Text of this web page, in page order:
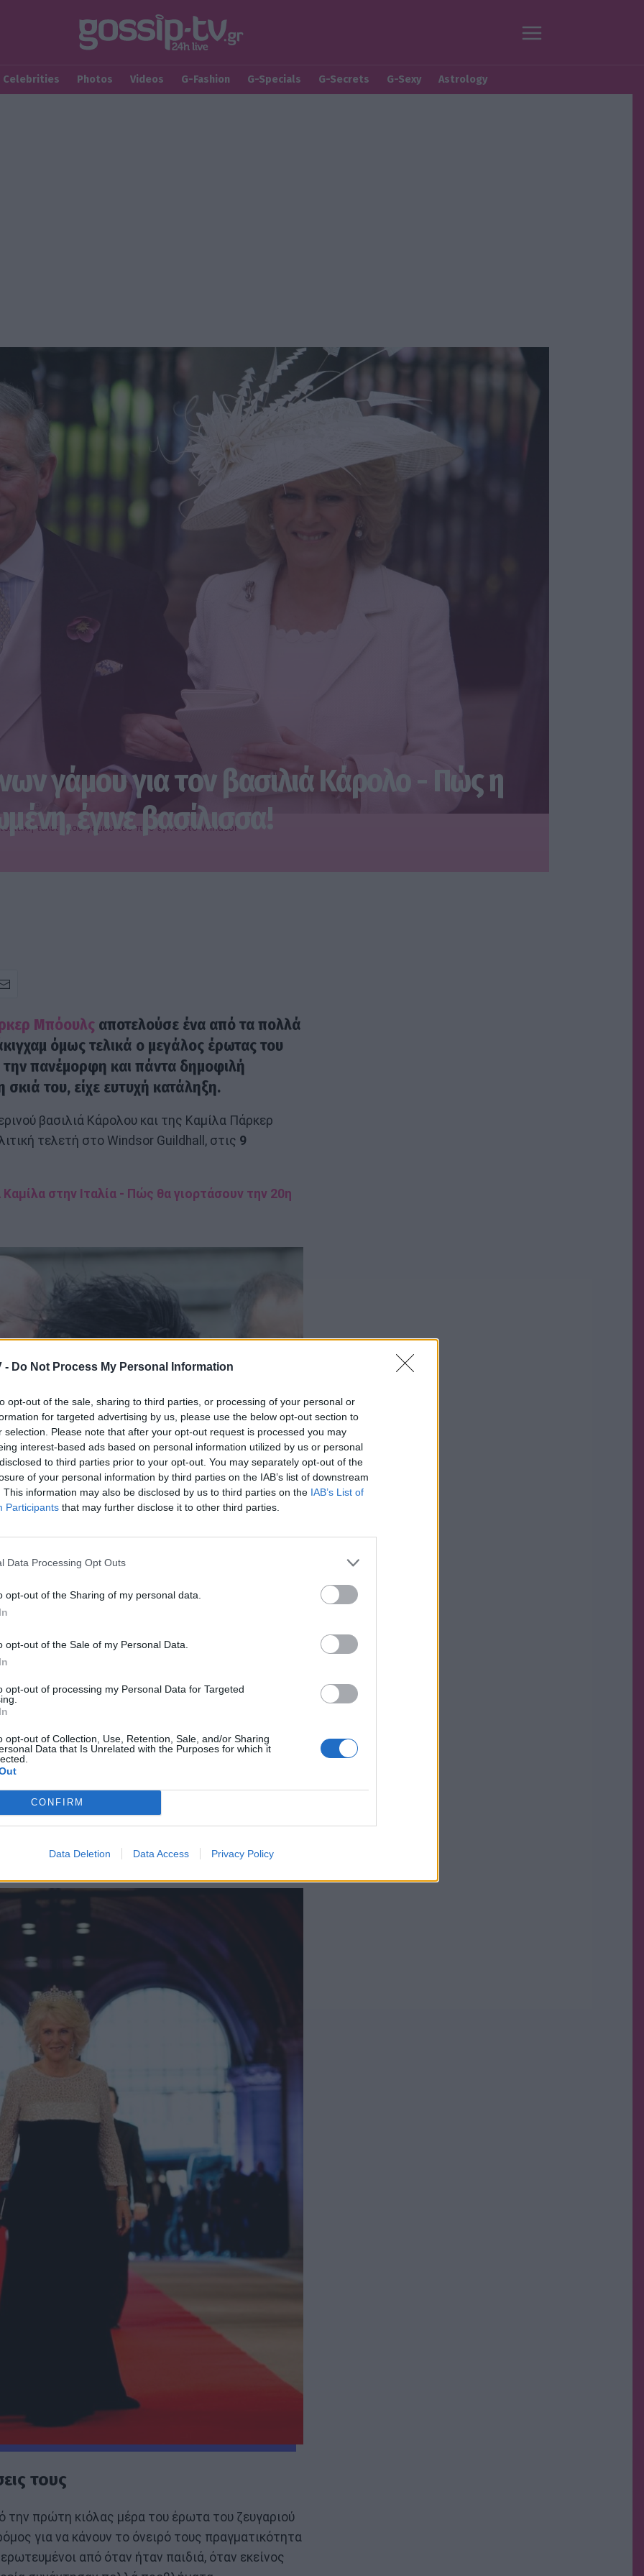
- Do Not Process My Personal Information
opt-out of the sale, sharing to third parties, or processing of your personal or
for targeted advertising by us, please use the below opt-out section to
selection. Please note that after your opt-out request is processed you may
interest-based ads based on personal information utilized by us or personal
to third parties prior to your opt-out. You may separately opt-out of the
of your personal information by third parties on the IAB’s list of downstream
This information may also be disclosed by us to third parties on the IAB’s List of
Participants that may further disclose it to other third parties.
Data Processing Opt Outs
opt-out of the Sharing of my personal data.
opt-out of the Sale of my Personal Data.
opt-out of processing my Personal Data for Targeted
opt-out of Collection, Use, Retention, Sale, and/or Sharing
Data that Is Unrelated with the Purposes for which it
CONFIRM
Data Deletion Data Access Privacy Policy
Celebrities Photos Videos G-Fashion G-Specials G-Secrets G-Sexy Astrology
τελετή του γάμου του που έγινε στο Windsor
γάμου για τον βασιλιά Κάρολο - Πώς η
έγινε βασίλισσα!
Μπόουλς αποτελούσε ένα από τα πολλά
όμως τελικά ο μεγάλος έρωτας του
πανέμορφη και πάντα δημοφιλή
σκιά του, είχε ευτυχή κατάληξη.
βασιλιά Κάρολου και της Καμίλα Πάρκερ
τελετή στο Windsor Guildhall, στις 9
στην Ιταλία - Πώς θα γιορτάσουν την 20η
του ζευγαριού, ακολούθησε Λειτουργία
της Αγγλίας στο παρεκκλήσι του Αγίου
Ελισάβετ II και ο πρίγκιπας Φίλιππος,
στην τελετή του πολιτικού γάμου, αλλά
διοργανώσει δεξίωση για το ζευγάρι στο
διεθνή πολιτικό χώρο, ηγέτες κρατών αλλά και
σε αυτόν τον γάμο ο οποίος είχε
ως «Ένα παραμύθι για μεγάλους».
τους
την πρώτη κιόλας μέρα του έρωτα του ζευγαριού
για να κάνουν το όνειρό τους πραγματικότητα
από όταν ήταν παιδιά, όταν εκείνος